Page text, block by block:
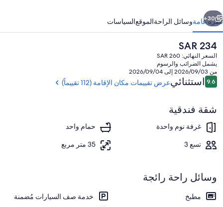
يتم تقديم الإفطار والغداء والعشاء
التالي
30+
نظرة عامةوسائل الراحةالموقعالسياسات
السعر
الحالي
هو
SAR
234
SAR 234
السعر النهائي: SAR 260
يشمل الضرائب والرسوم
من 2026/09/03 إلى 2026/09/04
التقييمات
9.69.6 من 10استثنائيعرض تقييمات مكان الإقامة (112 تقييماً)
شقة فندقية
غرفة نوم واحدة
حمام واحد
تسع 3
35 متر مربع
وسائل راحة رائجة
مطبخ
خدمة صف السيارات مُضمنة